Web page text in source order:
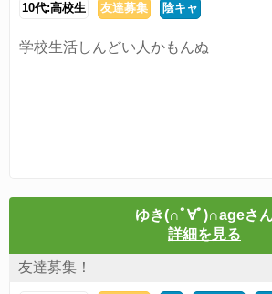
10代:高校生 友達募集 陰キャ
学校生活しんどい人かもんぬ
ゆき(∩ﾟ∀ﾟ)∩ageさ
詳細を見る
友達募集！